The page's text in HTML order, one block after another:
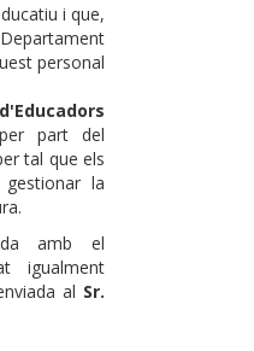
i que,
personal
part del
tal que els
gestionar la
amb el
igualment
al Sr.